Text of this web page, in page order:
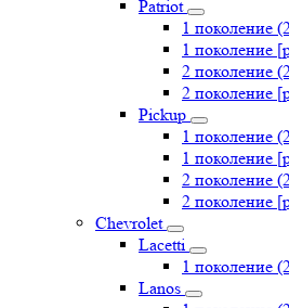
Patriot
1 поколение
1 поколение
2 поколение
2 поколение
Pickup
1 поколение
1 поколение
2 поколение
2 поколение
Chevrolet
Lacetti
1 поколение
Lanos